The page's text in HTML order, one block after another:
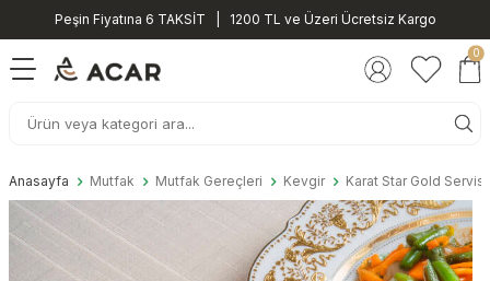
Peşin Fiyatına 6 TAKSİT | 1200 TL ve Üzeri Ücretsiz Kargo
0
Anasayfa Mutfak Mutfak Gereçleri Kevgir Karat Star Gold